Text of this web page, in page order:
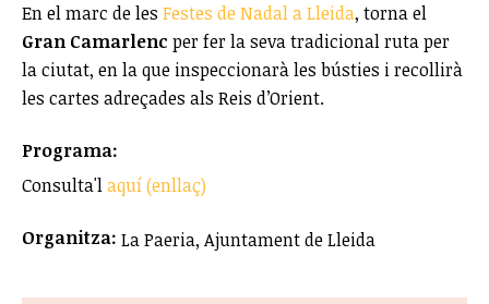
En el marc de les Festes de Nadal a Lleida, torna el
Gran Camarlenc per fer la seva tradicional ruta per
la ciutat, en la que inspeccionarà les bústies i recollirà
les cartes adreçades als Reis d’Orient.
Programa:
Consulta'laquí (enllaç)
Organitza: La Paeria, Ajuntament de Lleida